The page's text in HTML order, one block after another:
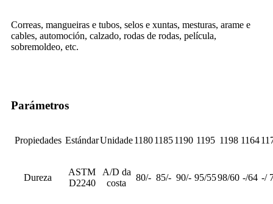
Correas, mangueiras e tubos, selos e xuntas, mesturas, arame e
cables, automoción, calzado, rodas de rodas, película,
sobremoldeo, etc.
Parámetros
Propiedades EstándarUnidade118011851190 1195 1198 1164
Dureza
ASTM
D2240
A/D da
costa
80/- 85/- 90/- 95/5598/60 -/64 -/